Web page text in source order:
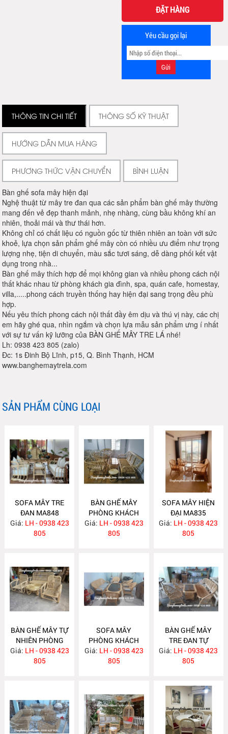
ĐẶT HÀNG
Yêu cầu gọi lại
THÔNG TIN CHI TIẾT THÔNG SỐ KỸ THUẬT
HƯỚNG DẪN MUA HÀNG
PHƯƠNG THỨC VẬN CHUYỂN BÌNH LUẬN
Bàn ghế sofa mây hiện đại
Nghệ thuật từ mây tre đan qua các sản phẩm bàn ghế mây thường
mang đến vẻ đẹp thanh mảnh, nhẹ nhàng, cùng bầu không khí an
nhiên, thoải mái và thư thái hơn.
Không chỉ có chất liệu có nguồn gốc từ thiên nhiên an toàn với sức
khoẻ, lựa chọn sản phẩm ghế mây còn có nhiều ưu điểm như trọng
lượng nhẹ, tiện di chuyển, màu sắc tươi sáng, dễ dàng phối kết vật
dụng trong nhà...
Bàn ghế mây thích hợp để mọi không gian và nhiều phong cách nội
thất khác nhau từ phòng khách gia đình, spa, quán cafe, homestay,
villa,.....phong cách truyền thống hay hiện đại sang trọng đều phù
hợp.
Nếu yêu thích phong cách nội thất đầy êm dịu và thú vị này, các chị
em hãy ghé qua, nhìn ngắm và chọn lựa mẫu sản phẩm ưng í nhất
với sự tư vấn kỹ lưỡng của BÀN GHẾ MÂY TRE LÁ nhé!
Lh: 0938 423 805 (zalo)
Đc: 1s Đinh Bộ Lĩnh, p15, Q. Bình Thạnh, HCM
www.banghemaytrela.com
SẢN PHẨM CÙNG LOẠI
SOFA MÂY TRE
ĐAN MA848
Giá: LH - 0938 423
805
BÀN GHẾ MÂY
PHÒNG KHÁCH
MA839
Giá: LH - 0938 423
805
SOFA MÂY HIỆN
ĐẠI MA835
Giá: LH - 0938 423
805
BÀN GHẾ MÂY TỰ
NHIÊN PHÒNG
KHÁCH MA834
Giá: LH - 0938 423
805
SOFA MÂY
PHÒNG KHÁCH
HIỆN ĐẠI MA833
Giá: LH - 0938 423
805
BÀN GHẾ MÂY
TRE ĐAN TỰ
NHIÊN MA832
Giá: LH - 0938 423
805